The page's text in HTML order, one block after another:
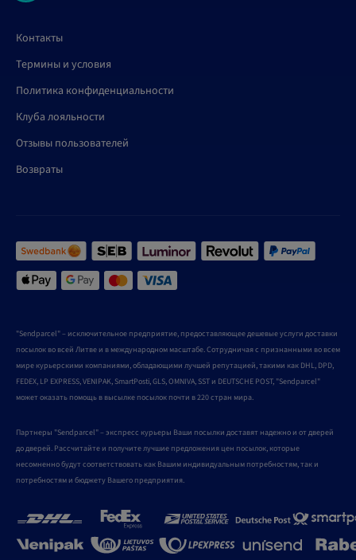
Контакты
Термины и условия
Политика конфиденциальности
Клуба лояльности
Отзывы пользователей
Возвраты
"Sendparcel" – исключительное предприятие, предоставляющее дешевые услуги доставки
посылок во всей Литве и в международном масштабе. Сотрудничая с признанными во всем
мире курьерскими компаниями, обладающими лучшей репутацией, такими как DHL, DPD,
FEDEX, LP EXPRESS, VENIPAK, SmartPosti, GLS, OMNIVA, SST и DEUTSCHE POST, "Sendparcel"
может оказать помощь в высылке посылок почти в 220 стран мира.
Партнеры "Sendparcel" – экспресс курьеры Ваши посылки доставят надежно и от дверей
до дверей. Рассчитайте и получите лучшие предложения цен посылок, которые
несомненно будут соответствовать как Вашим индивидуальным потребностям, так и
потребностям и бюджету Вашего предприятия.